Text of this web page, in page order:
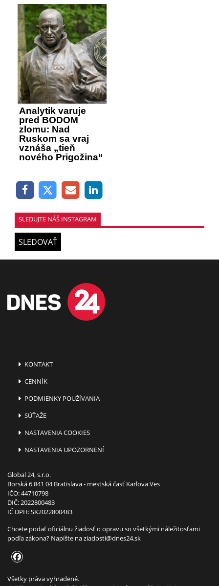
Analytik varuje
pred BODOM
zlomu: Nad
Ruskom sa vraj
vznáša „tieň
nového Prigožina“
SLEDUJTE NÁŠ INSTAGRAM
SLEDOVAŤ
KONTAKT
CENNÍK
PODMIENKY POUŽÍVANIA
SÚŤAŽE
NASTAVENIA COOKIES
NASTAVENIA UPOZORNENÍ
Global 24, s.r.o.
Borská 6 841 04 Bratislava - mestská časť Karlova Ves
IČO: 44710798
DIČ: 2022800483
IČ DPH: SK2022800483
Chcete podať oficiálnu žiadosť o opravu so všetkými náležitosťami
podľa zákona? Napíšte naziadosti@dnes24.sk
Všetky práva vyhradené.